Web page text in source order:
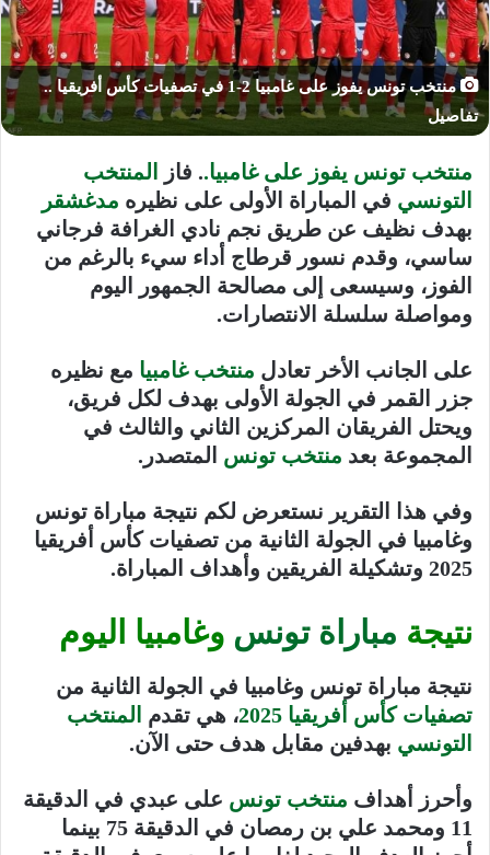
منتخب تونس يفوز على غامبيا 2-1 في تصفيات كأس أفريقيا ..
تفاصيل
منتخب تونس يفوز على غامبيا.. فاز
المنتخب
التونسي في المباراة الأولى على نظيره مدغشقر
بهدف نظيف عن طريق نجم نادي الغرافة فرجاني
ساسي، وقدم نسور قرطاج أداء سيء بالرغم من
الفوز، وسيسعى إلى مصالحة الجمهور اليوم
ومواصلة سلسلة الانتصارات.
على الجانب الأخر تعادل منتخب غامبيا مع نظيره
جزر القمر في الجولة الأولى بهدف لكل فريق،
ويحتل الفريقان المركزين الثاني والثالث في
المجموعة بعد منتخب تونس المتصدر.
وفي هذا التقرير نستعرض لكم نتيجة مباراة تونس
وغامبيا في الجولة الثانية من تصفيات كأس أفريقيا
2025 وتشكيلة الفريقين وأهداف المباراة.
نتيجة مباراة تونس وغامبيا اليوم
نتيجة مباراة تونس وغامبيا في الجولة الثانية من
تصفيات كأس أفريقيا 2025
، هي تقدم المنتخب
التونسي بهدفين مقابل هدف حتى الآن.
وأحرز أهداف منتخب تونس على عبدي في الدقيقة
11 ومحمد علي بن رمصان في الدقيقة 75 بينما